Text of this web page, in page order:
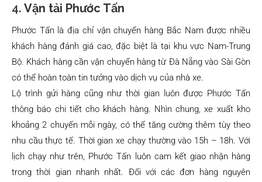
4. Vận tải Phước Tấn
Phước Tấn là địa chỉ vận chuyển hàng Bắc Nam được nhiều
khách hàng đánh giá cao, đặc biệt là tại khu vực Nam-Trung
Bộ. Khách hàng cần vận chuyển hàng từ Đà Nẵng vào Sài Gòn
có thể hoàn toàn tin tưởng vào dịch vụ của nhà xe.
Lộ trình gửi hàng cũng như thời gian luôn được Phước Tấn
thông báo chi tiết cho khách hàng. Nhìn chung, xe xuất kho
khoảng 2 chuyến mỗi ngày, có thể tăng cường thêm tùy theo
nhu cầu thực tế. Thời gian xe chạy thường vào 15h – 18h. Với
lịch chạy như trên, Phước Tấn luôn cam kết giao nhận hàng
trong thời gian nhanh nhất. Đối với các đơn hàng nguyên